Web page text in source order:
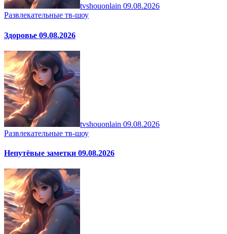
tvshouonlain 09.08.2026
Развлекательные тв-шоу
Здоровье 09.08.2026
tvshouonlain 09.08.2026
Развлекательные тв-шоу
Непутёвые заметки 09.08.2026